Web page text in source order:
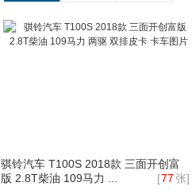
骐铃汽车 T100S 2018款 三面开创富
版 2.8T柴油 109马力 ...
[77 张]